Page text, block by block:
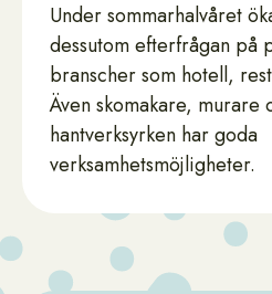
Under sommarhalvåret
dessutom efterfrågan på
branscher som hotell,
Även skomakare, murare
hantverksyrken har goda
verksamhetsmöjligheter.